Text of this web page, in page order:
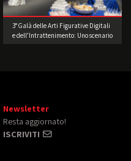
3° Galà delle Arti Figurative Digitali
e dell’Intrattenimento: Uno scenario
Newsletter
Resta aggiornato!
ISCRIVITI